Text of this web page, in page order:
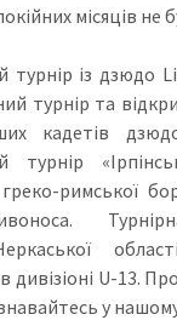
місяців не
турнір із дзюдо
турнір та
кадетів
турнір
римської
дивізіоні U-13.
у нашому